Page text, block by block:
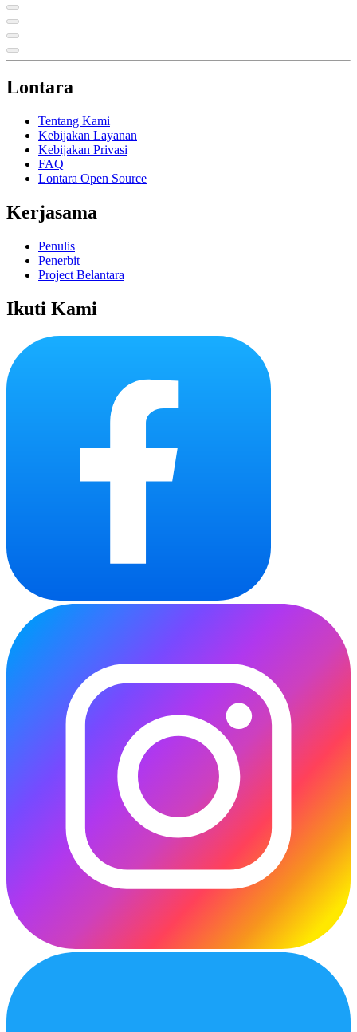
Lontara
Tentang Kami
Kebijakan Layanan
Kebijakan Privasi
FAQ
Lontara Open Source
Kerjasama
Penulis
Penerbit
Project Belantara
Ikuti Kami